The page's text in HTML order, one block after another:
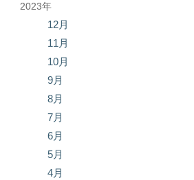
2023年
12月
11月
10月
9月
8月
7月
6月
5月
4月